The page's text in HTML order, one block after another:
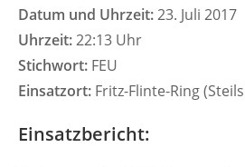
Datum und Uhrzeit:23. Juli 2017
Uhrzeit:22:13 Uhr
Stichwort: FEU
Einsatzort: Fritz-Flinte-Ring
Einsatzbericht: